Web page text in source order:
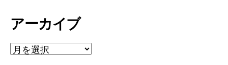
アーカイブ
ア
ー